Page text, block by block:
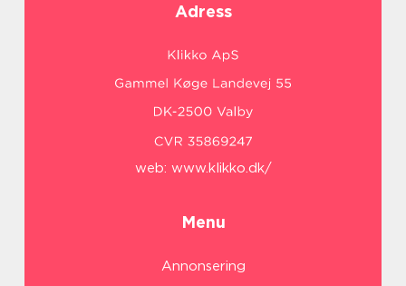
Adress
web: www.klikko.dk/
Menu
Annonsering